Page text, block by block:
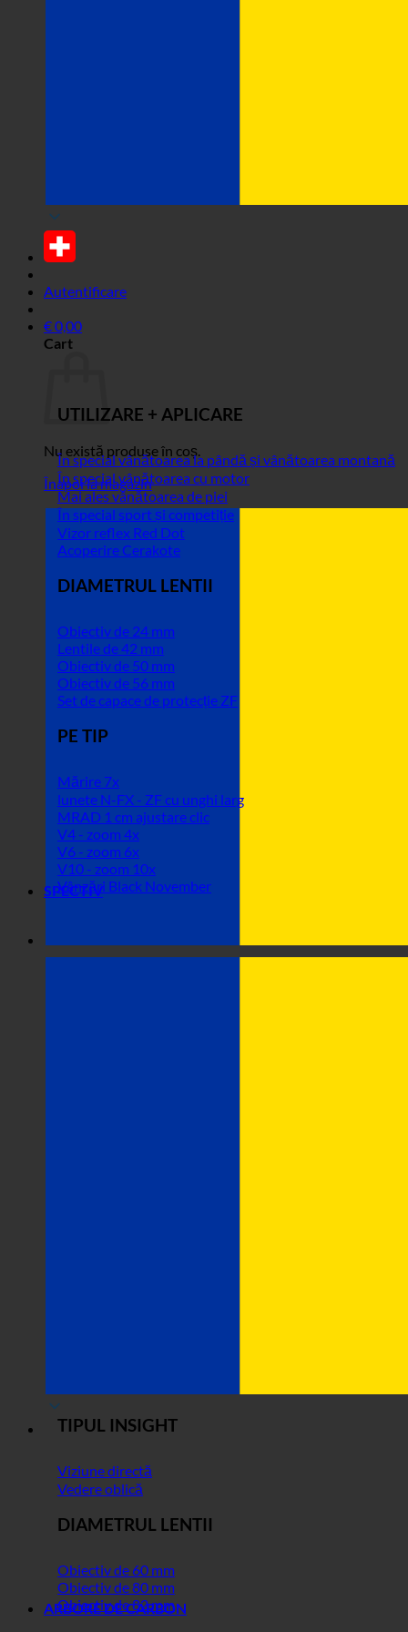
Autentificare
€0,00
Cart
Nu există produse în coș.
Înapoi la magazin
UTILIZARE + APLICARE
În special vânătoarea la pândă și vânătoarea montană
În special vânătoarea cu motor
Mai ales vânătoarea de piei
În special sport și competiție
Vizor reflex Red Dot
Acoperire Cerakote
DIAMETRUL LENTII
Obiectiv de 24 mm
Lentile de 42 mm
Obiectiv de 50 mm
Obiectiv de 56 mm
Set de capace de protecție ZF
PE TIP
Mărire 7x
lunete N-FX - ZF cu unghi larg
MRAD 1 cm ajustare clic
V4 - zoom 4x
V6 - zoom 6x
V10 - zoom 10x
Vânzări Black November
SPECTIV
TIPUL INSIGHT
Viziune directă
Vedere oblică
DIAMETRUL LENTII
Obiectiv de 60 mm
Obiectiv de 80 mm
Obiectiv de 82 mm
ARBORE DE CARBON